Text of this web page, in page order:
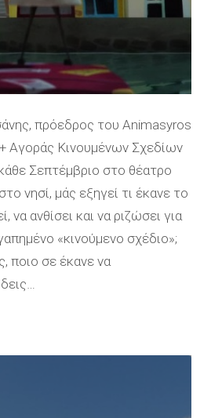
πρόεδρος του Animasyros
Αγοράς Κινουμένων Σχεδίων
Σεπτέμβριο στο θέατρο
νησί, μάς εξηγεί τι έκανε το
να ανθίσει και να ριζώσει για
«κινούμενο σχέδιο»;
ποιο σε έκανε να